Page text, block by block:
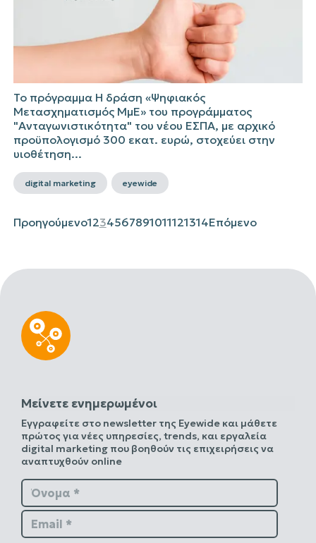
Το πρόγραμμα Η δράση «Ψηφιακός
Μετασχηματισμός ΜμΕ» του προγράμματος
"Ανταγωνιστικότητα" του νέου ΕΣΠΑ, με αρχικό
προϋπολογισμό 300 εκατ. ευρώ, στοχεύει στην
υιοθέτηση...
digital marketing eyewide
Προηγούμενο1234567891011121314Επόμενο
Μείνετε ενημερωμένοι
Εγγραφείτε στο newsletter της Eyewide και μάθετε
πρώτος για νέες υπηρεσίες, trends, και εργαλεία
digital marketing που βοηθούν τις επιχειρήσεις να
αναπτυχθούν online
Όνομα *
Email *